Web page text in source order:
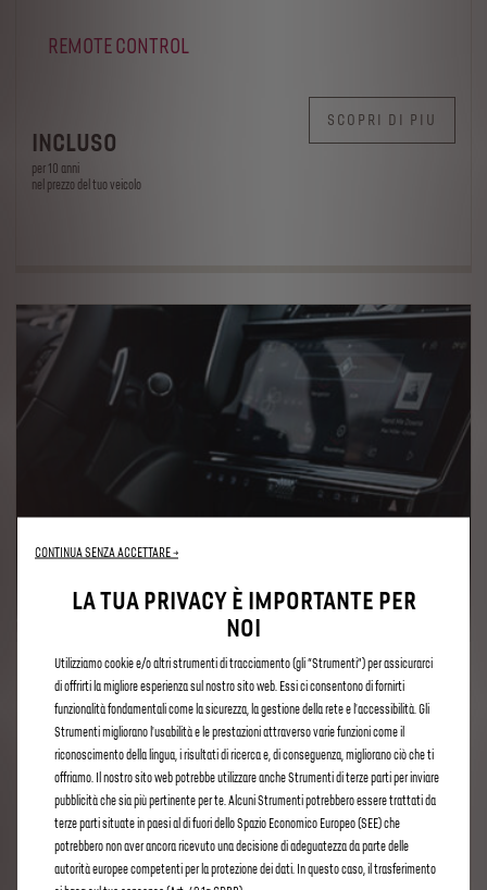
REMOTE CONTROL
INCLUSO
per 10 anni
nel prezzo del tuo veicolo
SCOPRI DI PIU
CHATGPT INTEGRATO NEL DS IRIS SYSTEM
3,90/MESE
IVA inclusa
Si rinnova automaticamente fino alla disdetta.
SCOPRI DI PIU
CONTINUA SENZA ACCETTARE →
LA TUA PRIVACY È IMPORTANTE PER
NOI
Utilizziamo cookie e/o altri strumenti di tracciamento (gli “Strumenti”) per assicurarci
di offrirti la migliore esperienza sul nostro sito web. Essi ci consentono di fornirti
funzionalità fondamentali come la sicurezza, la gestione della rete e l'accessibilità. Gli
Strumenti migliorano l'usabilità e le prestazioni attraverso varie funzioni come il
riconoscimento della lingua, i risultati di ricerca e, di conseguenza, migliorano ciò che ti
offriamo. Il nostro sito web potrebbe utilizzare anche Strumenti di terze parti per inviare
pubblicità che sia più pertinente per te. Alcuni Strumenti potrebbero essere trattati da
terze parti situate in paesi al di fuori dello Spazio Economico Europeo (SEE) che
potrebbero non aver ancora ricevuto una decisione di adeguatezza da parte delle
autorità europee competenti per la protezione dei dati. In questo caso, il trasferimento